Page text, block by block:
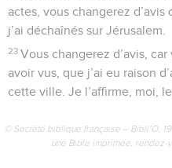
actes, vous changerez
j’ai déchaînés sur Jérusalem.
23 Vous changerez d’avis,
avoir vus, que j’ai eu raison
cette ville. Je l’affirme, moi,
© Société biblique française – Bibli’O,
une Bible imprimée,